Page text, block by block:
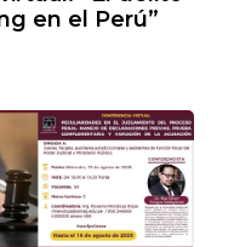
en el Perú”